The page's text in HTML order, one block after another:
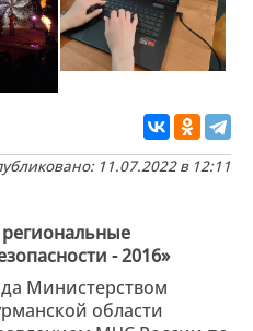
11.07.2022 в 12:11
региональные
- 2016»
Министерством
области